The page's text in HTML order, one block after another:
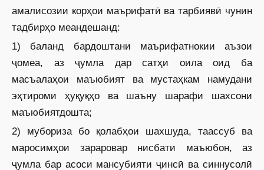
амалисозии корҳои маърифатӣ ва тарбиявӣ чунин
тадбирҳо меандешанд:
1) баланд бардоштани маърифатнокии аъзои
ҷомеа, аз ҷумла дар сатҳи оила оид ба
масъалаҳои маъюбият ва мустаҳкам намудани
эҳтироми ҳуқуқҳо ва шаъну шарафи шахсони
маъюбиятдошта;
2) мубориза бо қолабҳои шахшуда, таассуб ва
маросимҳои зараровар нисбати маъюбон, аз
ҷумла бар асоси мансубияти ҷинсӣ ва синнусолӣ